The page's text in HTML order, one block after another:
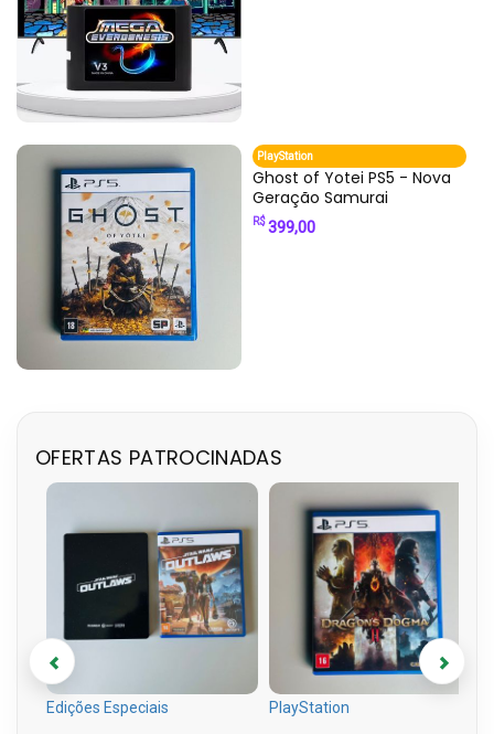
PlayStation
Ghost of Yotei PS5 - Nova
Geração Samurai
R$399,00
OFERTAS PATROCINADAS
Edições Especiais PlayStation